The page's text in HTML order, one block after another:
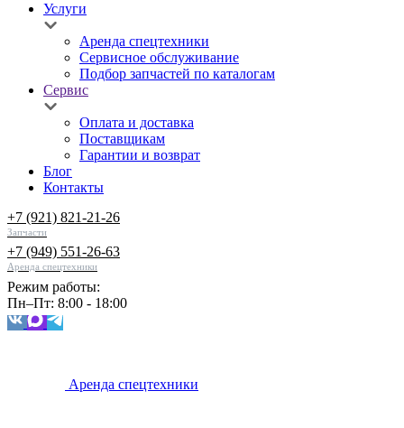
Услуги
Аренда спецтехники
Сервисное обслуживание
Подбор запчастей по каталогам
Сервис
Оплата и доставка
Поставщикам
Гарантии и возврат
Блог
Контакты
+7 (921) 821-21-26
Запчасти
+7 (949) 551-26-63
Аренда спецтехники
Режим работы:
Пн–Пт: 8:00 - 18:00
Аренда спецтехники